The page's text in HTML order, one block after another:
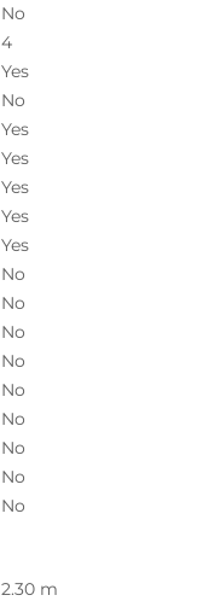
No
4
Yes
No
Yes
Yes
Yes
Yes
Yes
No
No
No
No
No
No
No
No
No
2.30 m